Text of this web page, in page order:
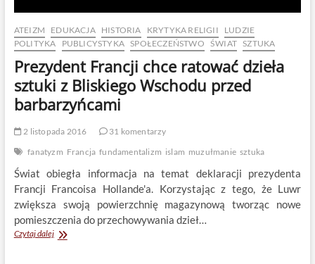
ATEIZM EDUKACJA HISTORIA KRYTYKA RELIGII
LUDZIE
POLITYKA
PUBLICYSTYKA SPOŁECZEŃSTWO ŚWIAT SZTUKA
Prezydent Francji chce ratować dzieła
sztuki z Bliskiego Wschodu przed
barbarzyńcami
2 listopada 2016
31 komentarzy
fanatyzm Francja fundamentalizm islam muzułmanie sztuka
Świat obiegła informacja na temat deklaracji prezydenta
Francji Francoisa Hollande'a. Korzystając z tego, że Luwr
zwiększa swoją powierzchnię magazynową tworząc nowe
pomieszczenia do przechowywania dzieł…
Czytaj dalejPrezydent